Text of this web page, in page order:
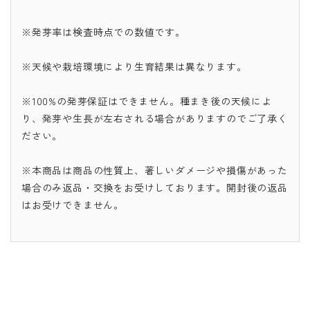
※発芽率は検査時点での数値です。
※天候や栽培環境により生育結果は異なります。
※100%の発芽保証はできません。種まき後の天候によ
り、発芽や生長が左右される場合がありますのでご了承く
ださい。
※本商品は商品の性質上、著しいダメージや損傷があった
場合のみ返品・交換をお受けしております。開封後の返品
はお受けできません。